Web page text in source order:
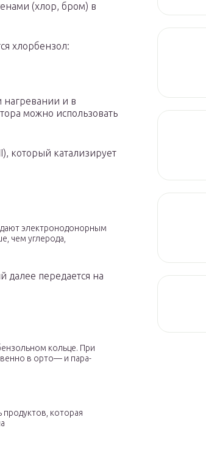
(хлор, бром) в
хлорбензол:
нагревании и в
можно использовать
который катализирует
электронодонорным
чем углерода,
далее передается на
кольце. При
в орто— и пара-
которая